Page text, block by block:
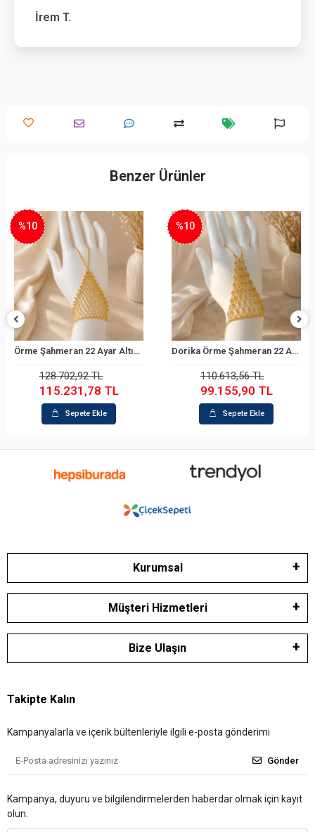
İrem T.
Benzer Ürünler
Sepete Ekle
Örme Şahmeran 22 Ayar Altın Bileklik
%10
128.702,92 TL
115.231,78 TL
Sepete Ekle
Sepete Ekle
Dorika Örme Şahmeran 22 Ayar Altın Bileklik
%10
110.613,56 TL
99.155,90 TL
Sepete Ekle
Kurumsal
Müşteri Hizmetleri
Bize Ulaşın
Takipte Kalın
Kampanyalarla ve içerik bültenleriyle ilgili e-posta gönderimi
Gönder
Kampanya, duyuru ve bilgilendirmelerden haberdar olmak için kayıt
olun.